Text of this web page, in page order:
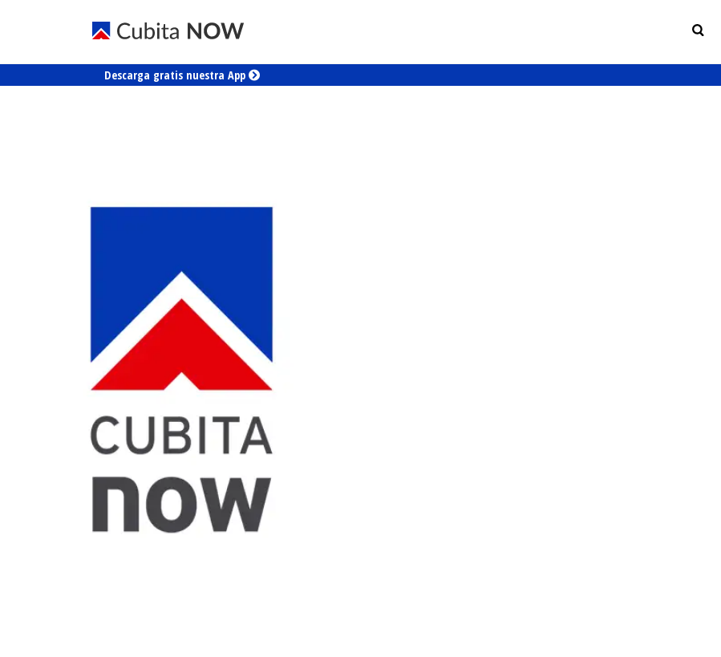
Descarga gratis nuestra App